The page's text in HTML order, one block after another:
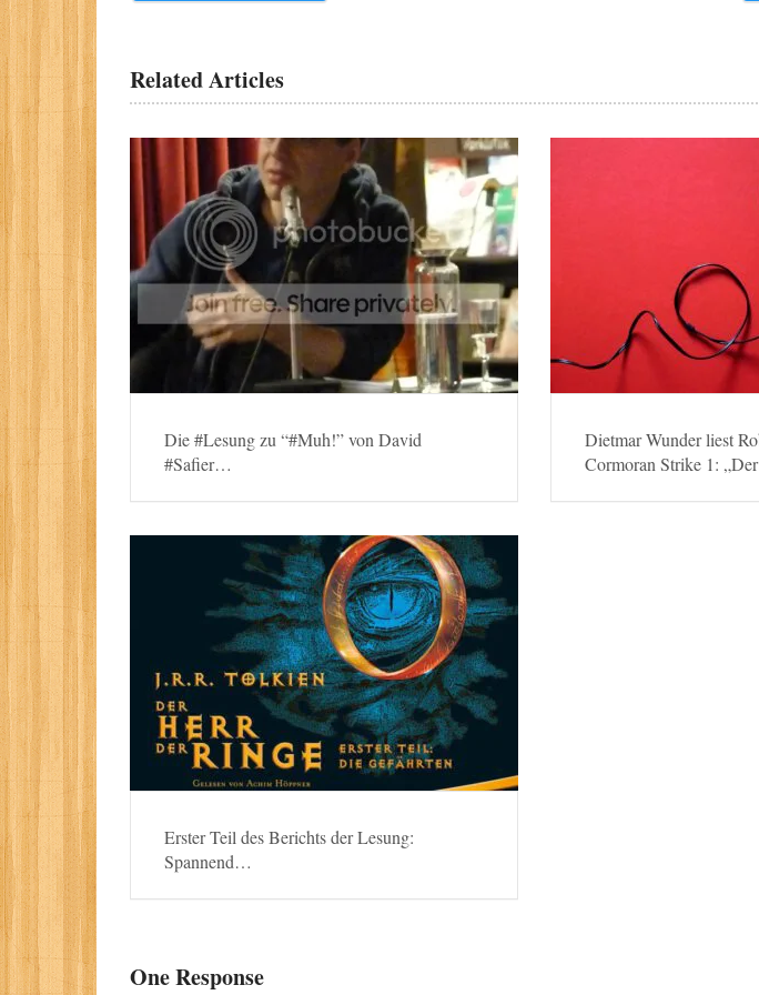
Related Articles
Die #Lesung zu “#Muh!” von David
#Safier…
Dietmar Wunder liest
Cormoran Strike 1:
Erster Teil des Berichts der Lesung:
Spannend…
One Response